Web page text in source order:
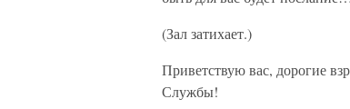
(Зал затихает.)
Приветствую вас, дорогие
Службы!